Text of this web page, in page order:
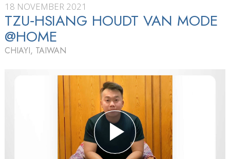
18 NOVEMBER 2021
TZU‑HSIANG HOUDT VAN MODE
@HOME
CHIAYI, TAIWAN